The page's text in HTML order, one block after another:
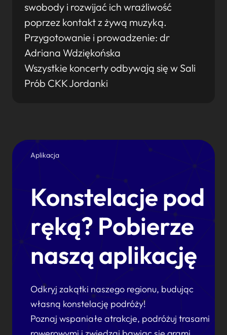
swobody i rozwijać ich wrażliwość
poprzez kontakt z żywą muzyką.
Przygotowanie i prowadzenie: dr
Adriana Wdziękońska
Wszystkie koncerty odbywają się w Sali
Prób CKK Jordanki
Aplikacja
Konstelacje pod
ręką? Pobierze
naszą aplikację
Odkryj zakątki naszego regionu, budując
własną konstelację podróży!
Poznaj wspaniałe atrakcje, podróżuj trasami